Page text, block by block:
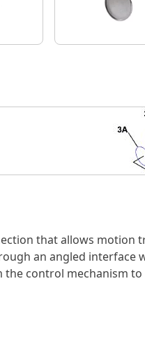
that allows
an angled interface
control mechanism